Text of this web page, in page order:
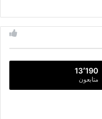
13٬190
متابعون